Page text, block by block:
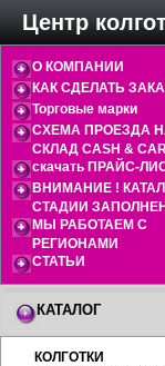
Центр
О КОМПАНИИ
КАК СДЕЛАТЬ
Торговые марки
СХЕМА ПРОЕЗДА
СКЛАД CASH &
скачать ПРАЙС-
ВНИМАНИЕ !
СТАДИИ
МЫ РАБОТАЕМ С
РЕГИОНАМИ
СТАТЬИ
КАТАЛОГ
КОЛГОТКИ